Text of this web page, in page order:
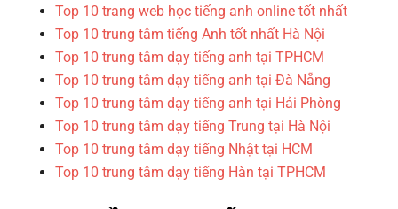
Top 10 trang web học tiếng anh online tốt nhất
Top 10 trung tâm tiếng Anh tốt nhất Hà Nội
Top 10 trung tâm dạy tiếng anh tại TPHCM
Top 10 trung tâm dạy tiếng anh tại Đà Nẵng
Top 10 trung tâm dạy tiếng anh tại Hải Phòng
Top 10 trung tâm dạy tiếng Trung tại Hà Nội
Top 10 trung tâm dạy tiếng Nhật tại HCM
Top 10 trung tâm dạy tiếng Hàn tại TPHCM